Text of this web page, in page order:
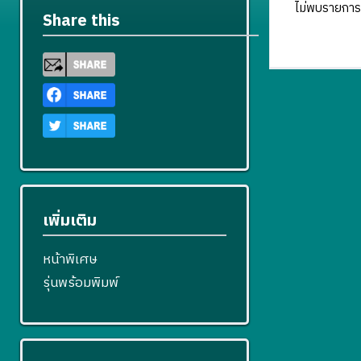
ไม่พบรายกา
Share this
เพิ่มเติม
หน้าพิเศษ
รุ่นพร้อมพิมพ์